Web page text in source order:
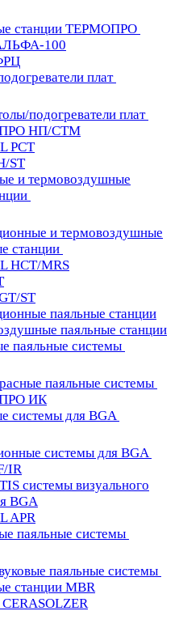
станции ТЕРМОПРО
100
плат
подогреватели плат
НП/СТМ
PCT
ST
и термовоздушные
и термовоздушные
станции
HCT/MRS
ST
паяльные станции
паяльные станции
паяльные системы
паяльные системы
ИК
системы для BGA
системы для BGA
IR
системы визуального
BGA
APR
паяльные системы
паяльные системы
станции MBR